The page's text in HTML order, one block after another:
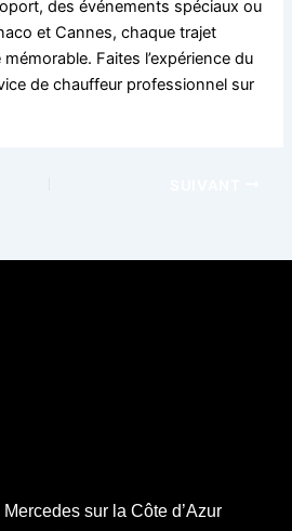
des événements spéciaux ou
et Cannes, chaque trajet
Faites l’expérience du
de chauffeur professionnel sur
sur la Côte d’Azur